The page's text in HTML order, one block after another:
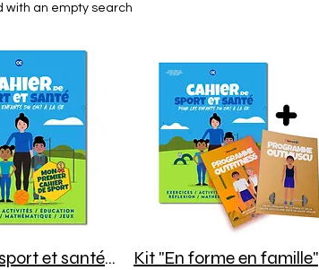
with an empty search
Cahier de sport et santé - Pour les enfants du CM1 à la 6e Kit "En forme en famille"